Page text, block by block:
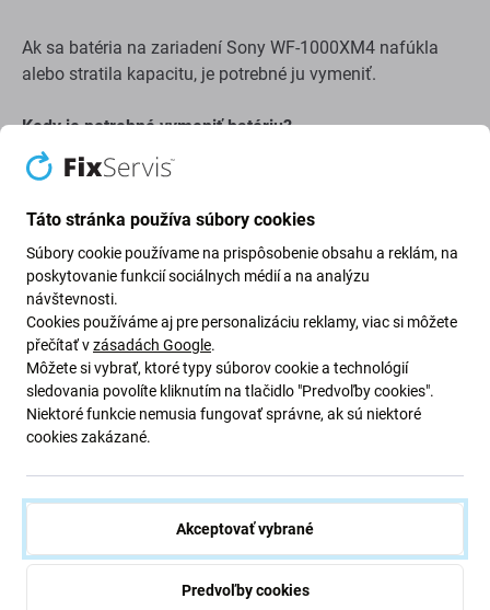
Ak sa batéria na zariadení Sony WF-1000XM4 nafúkla
alebo stratila kapacitu, je potrebné ju vymeniť.
Kedy je potrebné vymeniť batériu?
batéria je nafúknutá
zariadenie sa rýchlo vybíja
zariadenie sa nedá nabiť na 100 %
zariadenie neindikuje správne stav batérie
Kvalita náhradných dielov
Kvalita: Aftermarket PRO– Displej predávaný ako
Aftermarket PRO je vyrobený podľa rovnakých noriem,
Dodávateľa displejov Aftermarket PRO vyberá naše
na kvalitu. Ide o kópiu originálu a displej dodávaný ako
Aftermarket PRO môže (v zriedkavých prípadoch) mať
Táto stránka používa súbory cookies
Súbory cookie používame na prispôsobenie obsahu a reklám, na
poskytovanie funkcií sociálnych médií a na analýzu
návštevnosti.
Cookies používáme aj pre personalizáciu reklamy, viac si môžete
přečítať vzásadách Google.
Môžete si vybrať, ktoré typy súborov cookie a technológií
sledovania povolíte kliknutím na tlačidlo "Predvoľby cookies".
Niektoré funkcie nemusia fungovať správne, ak sú niektoré
cookies zakázané.
Akceptovať vybrané
Predvoľby cookies